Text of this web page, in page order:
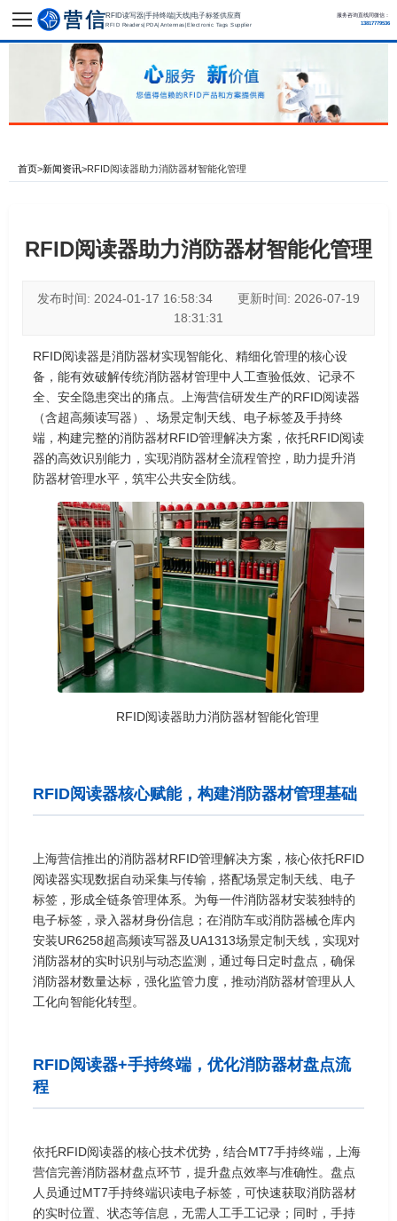
RFID读写器|手持终端|天线|电子标签供应商
RFID Readers|PDA|Antennas|Electronic Tags Supplier
服务咨询直线同微信：
13817779536
首页>新闻资讯>RFID阅读器助力消防器材智能化管理
RFID阅读器助力消防器材智能化管理
发布时间: 2024-01-17 16:58:34 更新时间: 2026-07-19
18:31:31
RFID阅读器是消防器材实现智能化、精细化管理的核心设
备，能有效破解传统消防器材管理中人工查验低效、记录不
全、安全隐患突出的痛点。上海营信研发生产的RFID阅读器
（含超高频读写器）、场景定制天线、电子标签及手持终
端，构建完整的消防器材RFID管理解决方案，依托RFID阅读
器的高效识别能力，实现消防器材全流程管控，助力提升消
防器材管理水平，筑牢公共安全防线。
RFID阅读器助力消防器材智能化管理
RFID阅读器核心赋能，构建消防器材管理基础
上海营信推出的消防器材RFID管理解决方案，核心依托RFID
阅读器实现数据自动采集与传输，搭配场景定制天线、电子
标签，形成全链条管理体系。为每一件消防器材安装独特的
电子标签，录入器材身份信息；在消防车或消防器械仓库内
安装UR6258超高频读写器及UA1313场景定制天线，实现对
消防器材的实时识别与动态监测，通过每日定时盘点，确保
消防器材数量达标，强化监管力度，推动消防器材管理从人
工化向智能化转型。
RFID阅读器+手持终端，优化消防器材盘点流
程
依托RFID阅读器的核心技术优势，结合MT7手持终端，上海
营信完善消防器材盘点环节，提升盘点效率与准确性。盘点
人员通过MT7手持终端识读电子标签，可快速获取消防器材
的实时位置、状态等信息，无需人工手工记录；同时，手持